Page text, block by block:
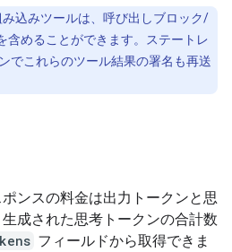
込みツールは、呼び出しブロック/
含めることができます。ステートレ
でこれらのツール結果の署名も再送
ンスの料金は出力トークンと思
成された思考トークンの合計数
フィールドから取得できま